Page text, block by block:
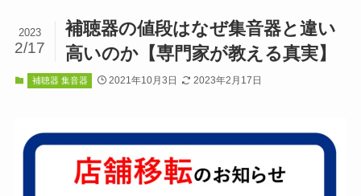
補聴器の値段はなぜ集音器と違い
高いのか【専門家が教える真実】
2023
2/17
補聴器 集音器 2021年10月3日 2023年2月17日